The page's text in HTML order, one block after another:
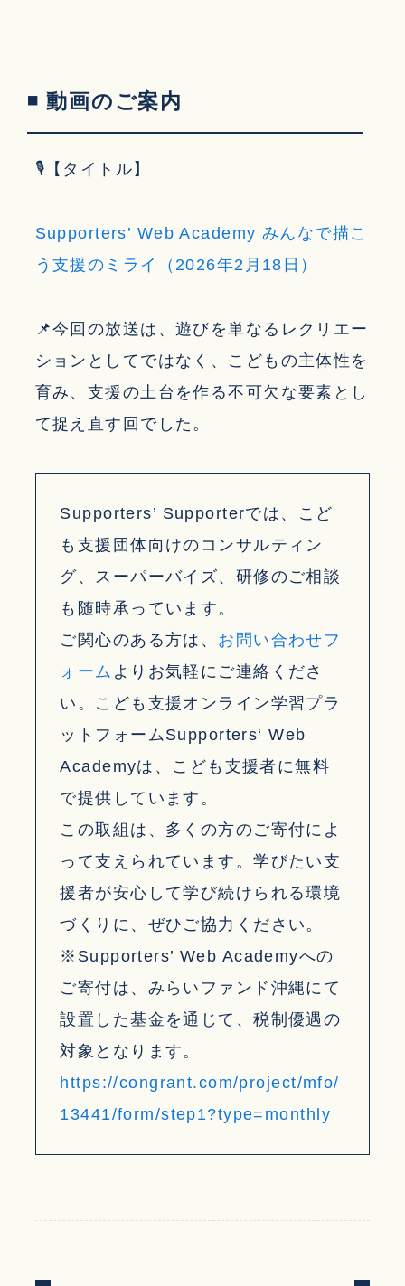
◾ 動画のご案内
🎙【タイトル】
Supporters’ Web Academy みんなで描こ
う支援のミライ（2026年2月18日）
📌今回の放送は、遊びを単なるレクリエー
ションとしてではなく、こどもの主体性を
育み、支援の土台を作る不可欠な要素とし
て捉え直す回でした。
Supporters’ Supporterでは、こど
も支援団体向けのコンサルティン
グ、スーパーバイズ、研修のご相談
も随時承っています。
ご関心のある方は、 お問い合わせフ
ォーム よりお気軽にご連絡くださ
い。こども支援オンライン学習プラ
ットフォームSupporters‘ Web
Academyは、こども支援者に無料
で提供しています。
この取組は、多くの方のご寄付によ
って支えられています。学びたい支
援者が安心して学び続けられる環境
づくりに、ぜひご協力ください。
※Supporters’ Web Academyへの
ご寄付は、みらいファンド沖縄にて
設置した基金を通じて、税制優遇の
対象となります。
https://congrant.com/project/mfo/
13441/form/step1?type=monthly